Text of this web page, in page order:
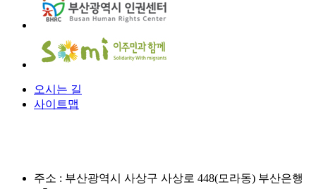
오시는 길
사이트맵
주소 : 부산광역시 사상구 사상로 448(모라동) 부산은행